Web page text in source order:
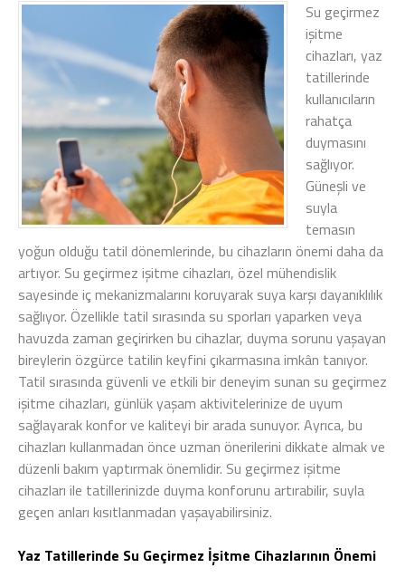
Su geçirmez
işitme
cihazları, yaz
tatillerinde
kullanıcıların
rahatça
duymasını
sağlıyor.
Güneşli ve
suyla
temasın
yoğun olduğu tatil dönemlerinde, bu cihazların önemi daha da
artıyor. Su geçirmez işitme cihazları, özel mühendislik
sayesinde iç mekanizmalarını koruyarak suya karşı dayanıklılık
sağlıyor. Özellikle tatil sırasında su sporları yaparken veya
havuzda zaman geçirirken bu cihazlar, duyma sorunu yaşayan
bireylerin özgürce tatilin keyfini çıkarmasına imkân tanıyor.
Tatil sırasında güvenli ve etkili bir deneyim sunan su geçirmez
işitme cihazları, günlük yaşam aktivitelerinize de uyum
sağlayarak konfor ve kaliteyi bir arada sunuyor. Ayrıca, bu
cihazları kullanmadan önce uzman önerilerini dikkate almak ve
düzenli bakım yaptırmak önemlidir. Su geçirmez işitme
cihazları ile tatillerinizde duyma konforunu artırabilir, suyla
geçen anları kısıtlanmadan yaşayabilirsiniz.
Yaz Tatillerinde Su Geçirmez İşitme Cihazlarının Önemi